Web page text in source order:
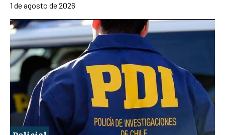
1 de agosto de 2026